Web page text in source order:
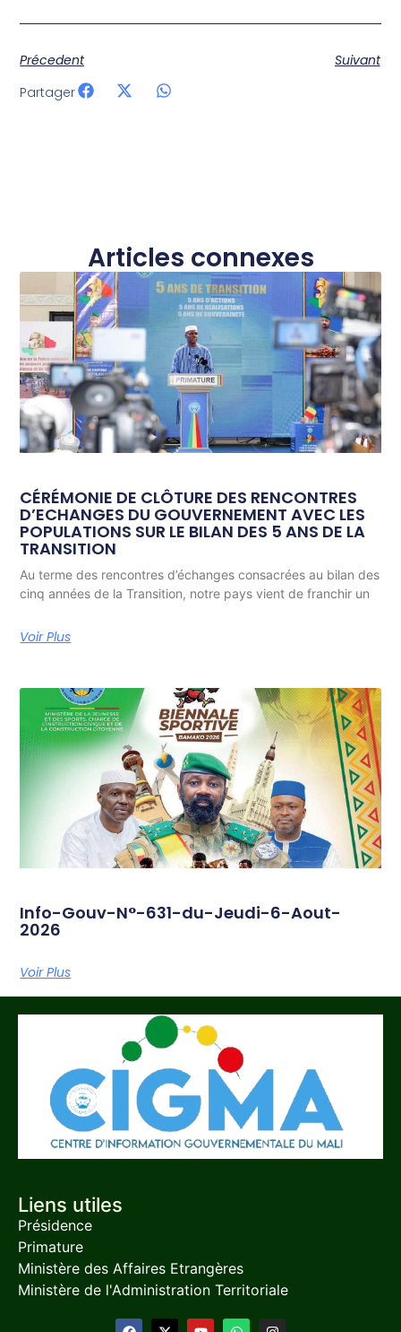
Précedent
Suivant
Partager
Articles connexes
CÉRÉMONIE DE CLÔTURE DES RENCONTRES
D’ECHANGES DU GOUVERNEMENT AVEC LES
POPULATIONS SUR LE BILAN DES 5 ANS DE LA
TRANSITION
Au terme des rencontres d’échanges consacrées au bilan des
cinq années de la Transition, notre pays vient de franchir un
Voir Plus
Info-Gouv-N°-631-du-Jeudi-6-Aout-
2026
Voir Plus
Liens utiles
Présidence
Primature
Ministère des Affaires Etrangères
Ministère de l'Administration Territoriale